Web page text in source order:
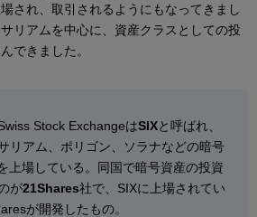
され、取引されるようにもなってきまし
リアムを中心に、資産クラスとしての投
できました。
Stock ExchangeはSIXと呼ばれ、
リアム、ポリゴン、ソラナなどの暗号
上場している。同国で暗号資産の投資
が21Shares社で、SIXに上場されてい
が開発したもの。